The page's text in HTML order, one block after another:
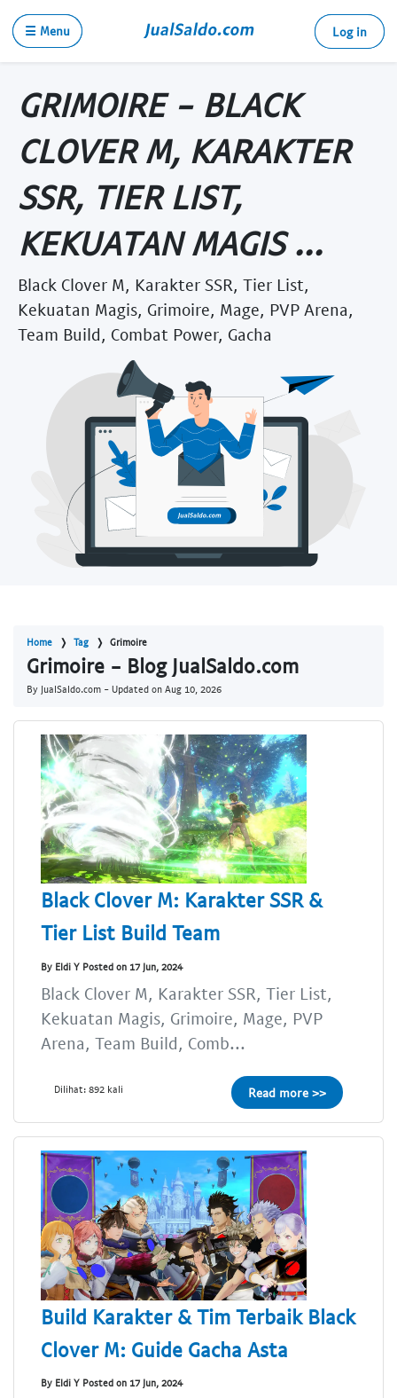
☰ Menu Log in
GRIMOIRE - BLACK
CLOVER M, KARAKTER
SSR, TIER LIST,
KEKUATAN MAGIS ...
Black Clover M, Karakter SSR, Tier List,
Kekuatan Magis, Grimoire, Mage, PVP Arena,
Team Build, Combat Power, Gacha
Home Tag Grimoire
Grimoire - Blog JualSaldo.com
By JualSaldo.com - Updated on Aug 10, 2026
Black Clover M: Karakter SSR &
Tier List Build Team
By Eldi Y Posted on 17 Jun, 2024
Black Clover M, Karakter SSR, Tier List,
Kekuatan Magis, Grimoire, Mage, PVP
Arena, Team Build, Comb...
Dilihat: 892 kali Read more >>
Build Karakter & Tim Terbaik Black
Clover M: Guide Gacha Asta
By Eldi Y Posted on 17 Jun, 2024